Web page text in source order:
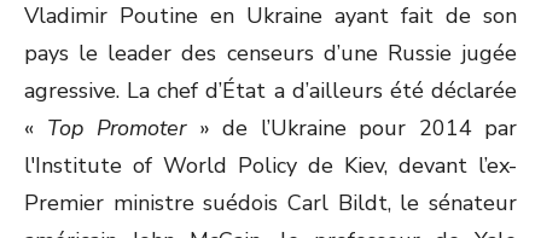
Vladimir Poutine en Ukraine ayant fait de son
pays le leader des censeurs d’une Russie jugée
agressive. La chef d’État a d’ailleurs été déclarée
« Top Promoter » de l’Ukraine pour 2014 par
l'Institute of World Policy de Kiev, devant l’ex-
Premier ministre suédois Carl Bildt, le sénateur